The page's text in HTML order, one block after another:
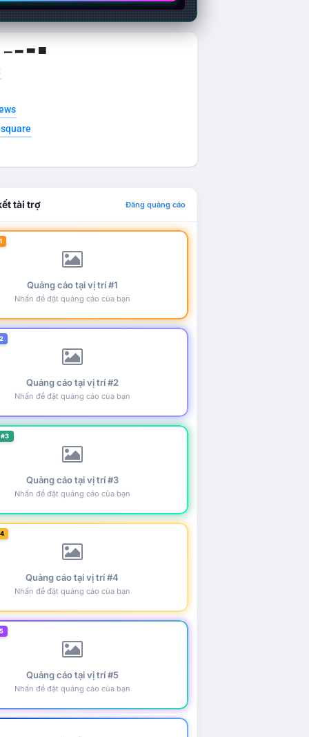
▁ ▂ ▃ ▄
tài trợ Đăng quảng cáo
Quảng cáo tại vị trí #1
Nhấn để đặt quảng cáo của bạn
Quảng cáo tại vị trí #2
Nhấn để đặt quảng cáo của bạn
Quảng cáo tại vị trí #3
Nhấn để đặt quảng cáo của bạn
Quảng cáo tại vị trí #4
Nhấn để đặt quảng cáo của bạn
Quảng cáo tại vị trí #5
Nhấn để đặt quảng cáo của bạn